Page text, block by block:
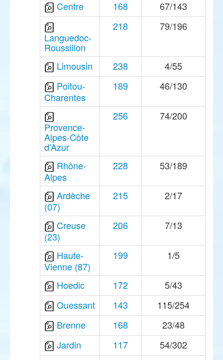
Centre
168 67/143
Languedoc-
Roussillon
218 79/196
Limousin 238
4/55
Poitou-
Charentes
189 46/130
Provence-
Alpes-Côte
d'Azur
256 74/200
Rhône-
Alpes
228 53/189
Ardèche
(07)
215 2/17
Creuse
(23)
206 7/13
Haute-
Vienne (87)
199 1/5
Hoedic 172
5/43
Ouessant
143
115/254
Brenne
168
23/48
Jardin
117
54/302